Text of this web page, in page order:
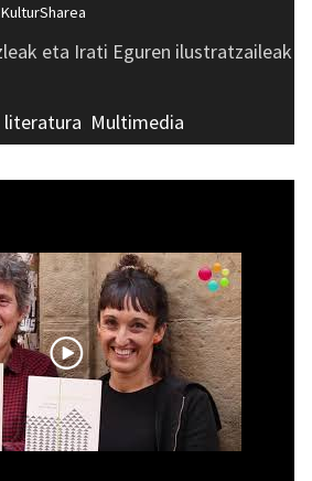
KulturSharea
eta Irati Eguren ilustratzaileak
literatura Multimedia